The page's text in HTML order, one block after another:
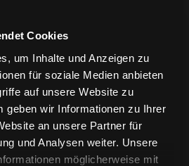
Cookies
um Inhalte und Anzeigen zu
für soziale Medien anbieten
auf unsere Website zu
geben wir Informationen zu Ihrer
an unsere Partner für
und Analysen weiter. Unsere
möglicherweise mit
& CO
& CO
& CO